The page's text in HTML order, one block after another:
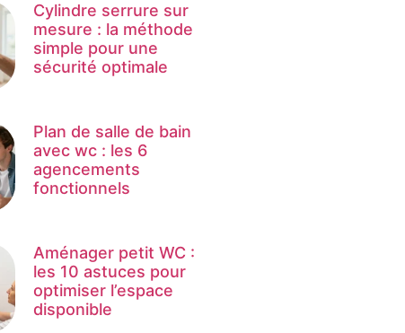
Cylindre serrure sur
mesure : la méthode
simple pour une
sécurité optimale
Plan de salle de bain
avec wc : les 6
agencements
fonctionnels
Aménager petit WC :
les 10 astuces pour
optimiser l’espace
disponible